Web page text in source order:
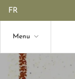
FR
Menu